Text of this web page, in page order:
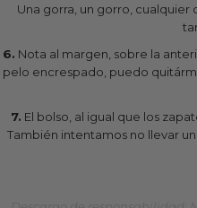
Una gorra, un gorro, cualquier
6. Nota al margen, sobre la
pelo encrespado, puedo
7. El bolso, al igual que los
También intentamos no llevar